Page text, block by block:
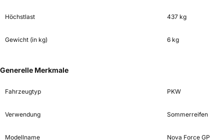
Höchstlast 437 kg
Gewicht (in kg) 6 kg
Generelle Merkmale
Fahrzeugtyp PKW
Verwendung Sommerreifen
Modellname Nova Force GP